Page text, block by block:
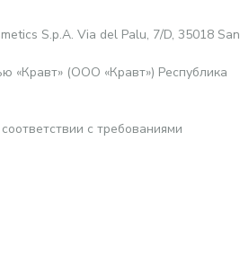
S.p.A. Via del Palu, 7/D, 35018 San
«Кравт» (ООО «Кравт») Республика
с требованиями